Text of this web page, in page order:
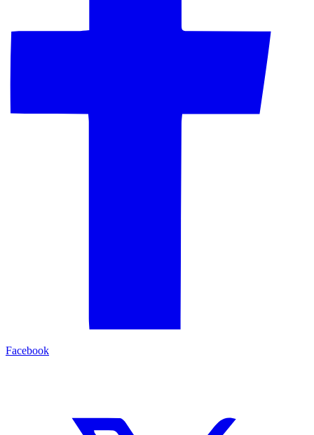
Facebook